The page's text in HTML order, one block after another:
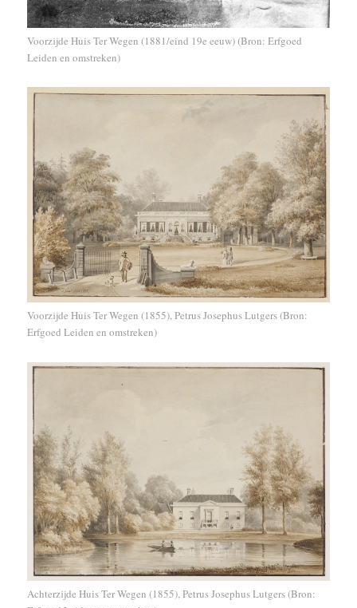
Voorzijde Huis Ter Wegen (1881/eind 19e eeuw) (Bron: Erfgoed
Leiden en omstreken)
Voorzijde Huis Ter Wegen (1855), Petrus Josephus Lutgers (Bron:
Erfgoed Leiden en omstreken)
Achterzijde Huis Ter Wegen (1855), Petrus Josephus Lutgers (Bron: